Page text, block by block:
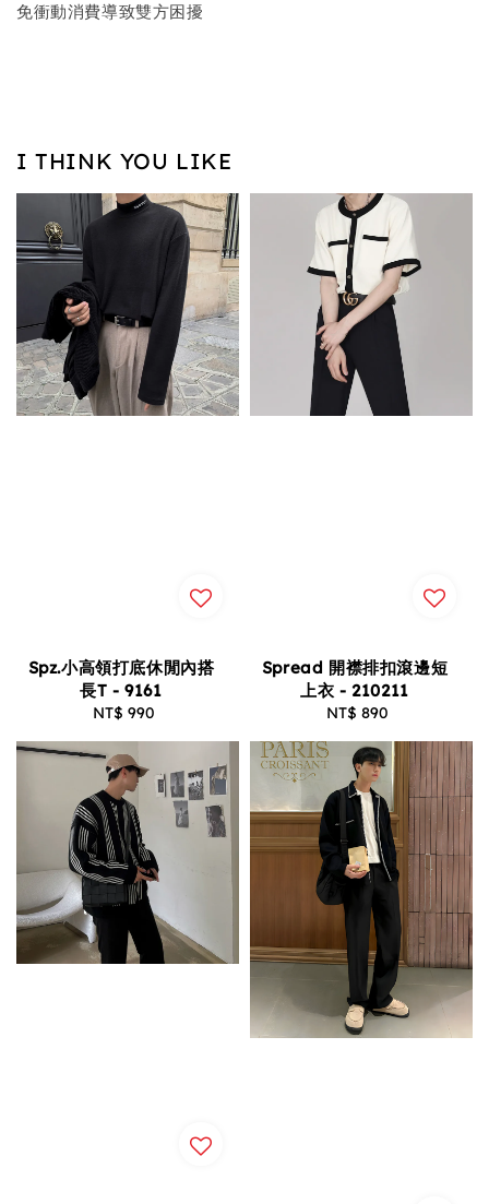
免衝動消費導致雙方困擾
I THINK YOU LIKE
Spz.小高領打底休閒內搭
長T - 9161
Regular
NT$ 990
Spread 開襟排扣滾邊短
上衣 - 210211
Regular
NT$ 890